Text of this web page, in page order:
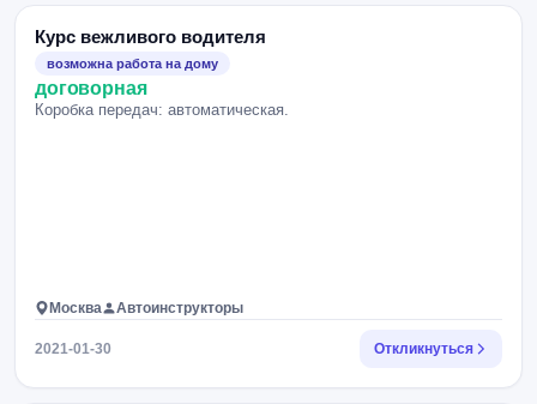
Курс вежливого водителя
возможна работа на дому
договорная
Коробка передач: автоматическая.
Москва Автоинструкторы
2021-01-30 Откликнуться